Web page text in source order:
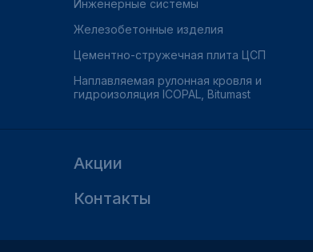
Инженерные системы
Железобетонные изделия
Цементно-стружечная плита ЦСП
Наплавляемая рулонная кровля и
гидроизоляция ICOPAL, Bitumast
Акции
Контакты